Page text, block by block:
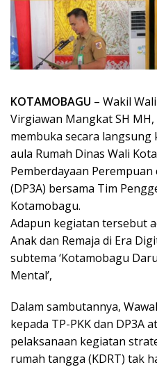
KOTAMOBAGU – Wakil
Virgiawan Mangkat SH MH,
membuka secara
aula Rumah Dinas Wali
Pemberdayaan
(DP3A) bersama Tim
Kotamobagu.
Adapun kegiatan tersebut
Anak dan Remaja di Era
subtema ‘Kotamobagu
Mental’,
Dalam sambutannya,
kepada TP-PKK dan DP3A
pelaksanaan kegiatan
rumah tangga (KDRT) tak